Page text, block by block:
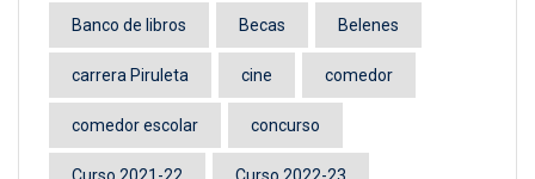
Banco de libros Becas Belenes
carrera Piruleta cine comedor
comedor escolar concurso